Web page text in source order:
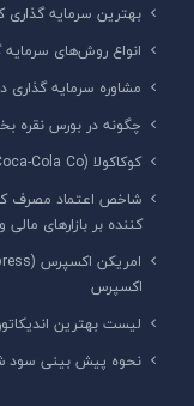
بهترین سرمایه
انواع روش‌های سرمایه گذاری
مشاوره سرمایه گذاری
چگونه در بورس نقره
کوکاکولا (Coca-Cola Co) - اخبار و تحلیل سهام کوکاکولا
کننده بر بازارهای مالی
اکسپرس
لیست بهترین
نحوه پیش‌ بینی سود